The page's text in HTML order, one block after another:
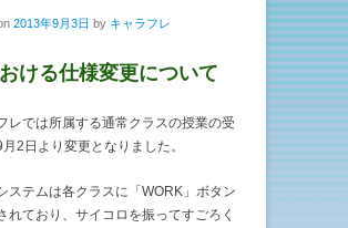
2013年9月3日 by キャラフレ
ける仕様変更について
レでは所属する通常クラスの授業の受
2日より変更となりました。
ステムは各クラスに「WORK」ボタン
れており、サイコロを振ってすごろく